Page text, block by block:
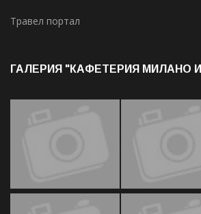
Травел портал
ГАЛЕРИЯ "КАФЕТЕРИЯ МИЛАНО